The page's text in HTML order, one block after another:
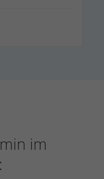
im